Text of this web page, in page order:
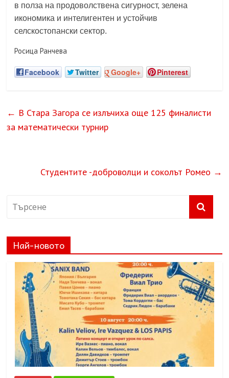
в полза на продоволствена сигурност, зелена
икономика и интелигентен и устойчив
селскостопански сектор.
Росица Ранчева
Facebook Twitter Google+ Pinterest
← В Стара Загора се излъчиха още 125 финалисти
за математически турнир
Студентите -доброволци и соколът Ромео →
Най-новото